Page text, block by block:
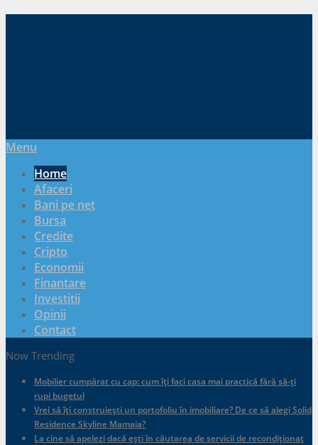
Menu
Home
Afaceri
Bani pe net
Bursa
Credite
Cripto
Economii
Finantare
Investitii
Opinii
Contact
Now Trending
Mobilier cumpărat cu cap: cum îți faci casa mai practică fără să-ți
rupi bugetul
Vrei să îți construiești un portofoliu în imobiliare? De ce să alegi Solid
Residence Skyline Mamaia?
La cine să apelezi dacă ești în căutarea de servicii de recondiționat